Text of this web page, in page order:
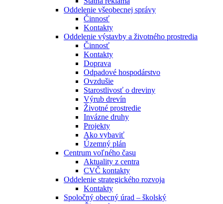
Oddelenie všeobecnej správy
Činnosť
Kontakty
Oddelenie výstavby a životného prostredia
Činnosť
Kontakty
Doprava
Odpadové hospodárstvo
Ovzdušie
Starostlivosť o dreviny
Výrub drevín
Životné prostredie
Invázne druhy
Projekty
Ako vybaviť
Územný plán
Centrum voľného času
Aktuality z centra
CVČ kontakty
Oddelenie strategického rozvoja
Kontakty
Spoločný obecný úrad – školský